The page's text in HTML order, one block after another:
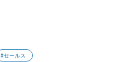
#セールス